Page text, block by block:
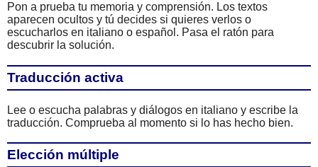
Pon a prueba tu memoria y comprensión. Los textos
aparecen ocultos y tú decides si quieres verlos o
escucharlos en italiano o español. Pasa el ratón para
descubrir la solución.
Traducción activa
Lee o escucha palabras y diálogos en italiano y escribe la
traducción. Comprueba al momento si lo has hecho bien.
Elección múltiple